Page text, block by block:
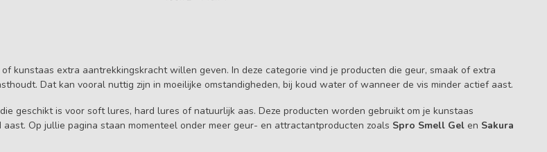
kunstaas extra aantrekkingskracht willen geven. In deze categorie vind je producten die geur, smaak of extra
Dat kan vooral nuttig zijn in moeilijke omstandigheden, bij koud water of wanneer de vis minder actief aast.
geschikt is voor soft lures, hard lures of natuurlijk aas. Deze producten worden gebruikt om je kunstaas
Op jullie pagina staan momenteel onder meer geur- en attractantproducten zoals Spro Smell Gel en Sakura